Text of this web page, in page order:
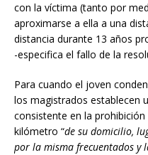
con la víctima (tanto por
aproximarse a ella a una
distancia durante 13 años
-especifica el fallo de la
Para cuando el joven
los magistrados establecen
consistente en la
kilómetro “de su domicilio,
por la misma frecuentados y